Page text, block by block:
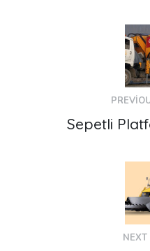
Sepetli
NEXT